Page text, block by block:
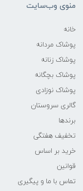
منوی وب‌سایت
خانه
پوشاک مردانه
پوشاک زنانه
پوشاک بچگانه
پوشاک نوزادی
گالری سروستان
برندها
تخفیف هفتگی
خرید بر اساس
قوانین
تماس با ما و پیگیری